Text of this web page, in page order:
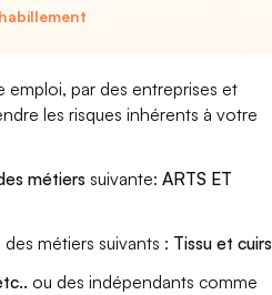
par des entreprises et
les risques inhérents à votre
métiers suivante:ARTS ET
métiers suivants : Tissu et cuirs
ou des indépendants comme